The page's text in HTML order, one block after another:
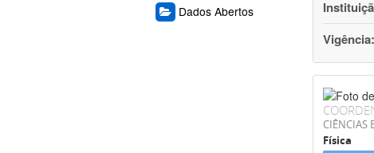
Dados Abertos
Vigência:
CIÊNCIAS
Física